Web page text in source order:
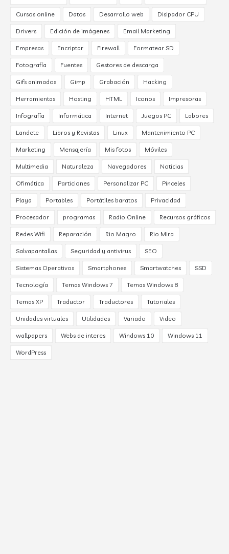
Cursos online Datos Desarrollo web Disipador CPU
Drivers Edición de imágenes Email Marketing
Empresas Encriptar Firewall Formatear SD
Fotografía Fuentes Gestores de descarga
Gifs animados Gimp Grabación Hacking
Herramientas Hosting HTML Iconos Impresoras
Infografía Informática Internet Juegos PC Labores
Landete Libros y Revistas Linux Mantenimiento PC
Marketing Mensajería Mis fotos Móviles
Multimedia Naturaleza Navegadores Noticias
Ofimática Particiones Personalizar PC Pinceles
Playa Portables Portátiles baratos Privacidad
Procesador programas Radio Online Recursos gráficos
Redes Wifi Reparación Rio Magro Rio Mira
Salvapantallas Seguridad y antivirus SEO
Sistemas Operativos Smartphones Smartwatches SSD
Tecnología Temas Windows 7 Temas Windows 8
Temas XP Traductor Traductores Tutoriales
Unidades virtuales Utilidades Variado Video
wallpapers Webs de interes Windows 10 Windows 11
WordPress